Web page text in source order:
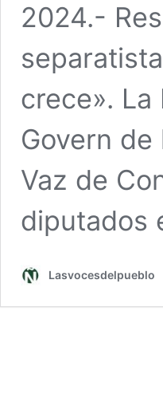
2024.-
crece».
Govern
Vaz de
diputados
Lasvocesdelpueblo